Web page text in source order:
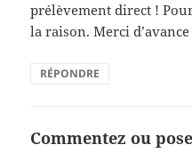
prélèvement direct !
la raison. Merci d’avance
RÉPONDRE
Commentez ou